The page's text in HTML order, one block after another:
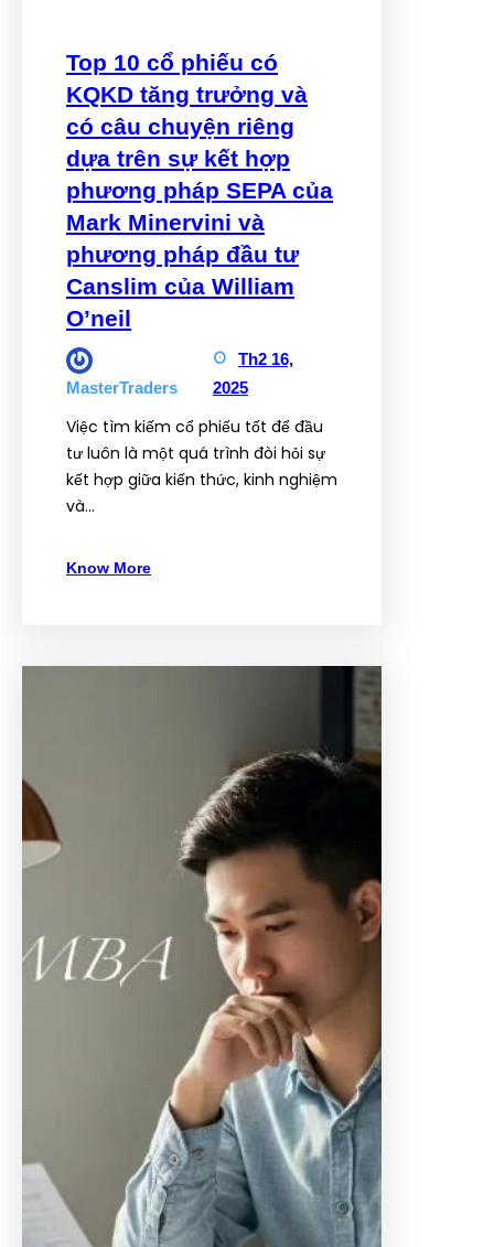
Top 10 cổ phiếu có
KQKD tăng trưởng và
có câu chuyện riêng
dựa trên sự kết hợp
phương pháp SEPA của
Mark Minervini và
phương pháp đầu tư
Canslim của William
O’neil
MasterTraders
Th2 16,
2025
Việc tìm kiếm cổ phiếu tốt để đầu
tư luôn là một quá trình đòi hỏi sự
kết hợp giữa kiến thức, kinh nghiệm
và…
Know More